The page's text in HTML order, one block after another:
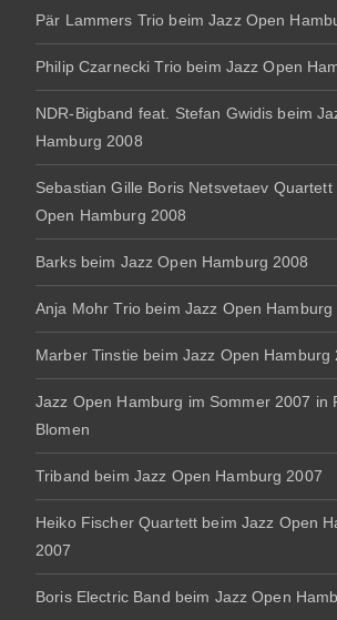
Pär Lammers Trio beim Jazz Open
Philip Czarnecki Trio beim Jazz Open
NDR-Bigband feat. Stefan Gwidis beim
Hamburg 2008
Sebastian Gille Boris Netsvetaev Quartett
Open Hamburg 2008
Barks beim Jazz Open Hamburg 2008
Anja Mohr Trio beim Jazz Open Hamburg
Marber Tinstie beim Jazz Open Hamburg
Jazz Open Hamburg im Sommer 2007 in
Blomen
Triband beim Jazz Open Hamburg 2007
Heiko Fischer Quartett beim Jazz Open
2007
Boris Electric Band beim Jazz Open